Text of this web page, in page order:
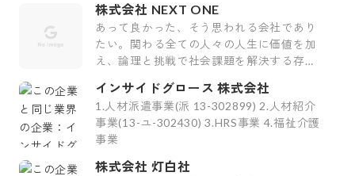
株式会社 NEXT ONE
あって良かった、そう思われる会社であり
たい。関わる全ての人々の人生に価値を加
え、論理と挑戦で社会課題を解決する存在
インサイドグロース 株式会社
1.人材派遣事業(派 13-302899) 2.人材紹介
事業(13-ユ-302430) 3.HRS事業 4.福祉介護
事業
株式会社 灯白社